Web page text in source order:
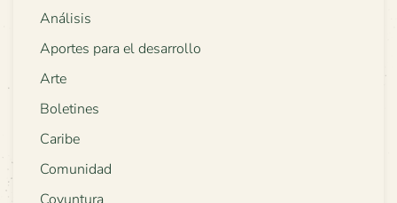
Análisis
Aportes para el desarrollo
Arte
Boletines
Caribe
Comunidad